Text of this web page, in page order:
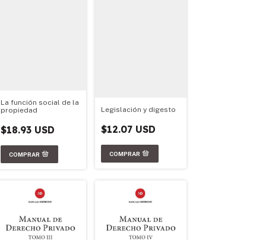
La función social de la
propiedad
$18.93 USD
Legislación y digesto
$12.07 USD